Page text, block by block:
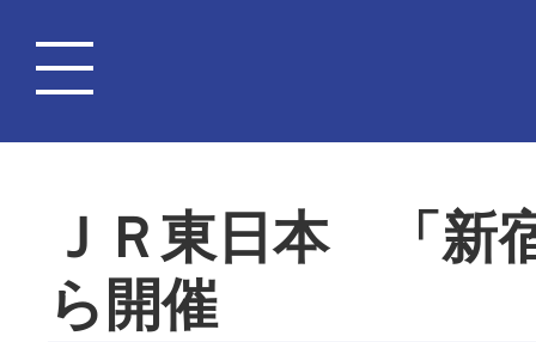
ＪＲ東日本 「新
ら開催